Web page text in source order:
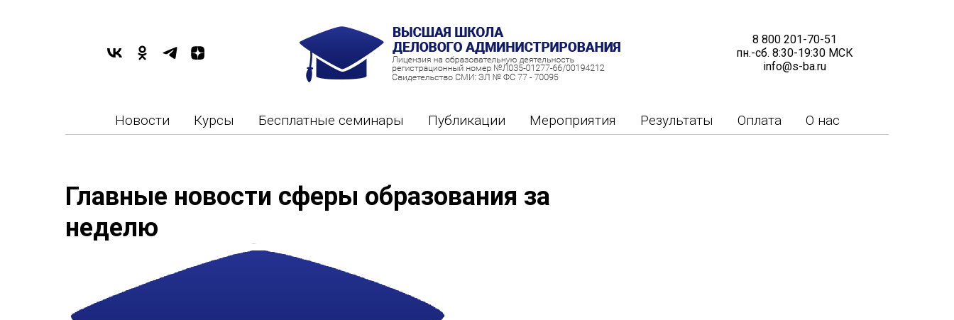
8 800 201-70-51
пн.-сб. 8:30-19:30 МСК
info@s-ba.ru
Новости Курсы Бесплатные семинары Публикации Мероприятия Результаты Оплата О нас
Главные новости сферы образования за
неделю